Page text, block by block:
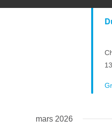
mars 2026